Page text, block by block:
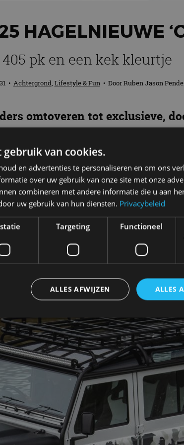
HAGELNIEUWE
pk en een kek kleurtje
• Achtergrond, Lifestyle & Fun• DoorRuben Jason
omtoveren tot exclusieve,
model is een eerbetoon aan
de afgelopen decennia heeft
V8 Trophy II. Rolt lekker van de
namelijk gebaseerd op de Defender van
de hand opgebouwd.
gebruik van cookies.
en advertenties te personaliseren en om ons
over uw gebruik van onze site met onze
combineren met andere informatie die u aan
uw gebruik van hun diensten. Privacybeleid
Targeting Functioneel
ALLES
ALLES AFWIJZEN
Prestatie Targeting Functioneel Niet-
kernfunctionaliteiten van de website mogelijk, zoals
worden gebruikt zonder de strikt noodzakelijke cookies.
Vervaldatum Omschrijving
Deze cookie wordt gebruikt door de CloudFlare-
vertrouwd webverkeer te identificeren en alle
beveiligingsbeperkingen op basis van het IP-
te omzeilen. Het is essentieel voor het
veiligheid van een website functies en in het
bescherming tegen kwaadaardige bezoekers.